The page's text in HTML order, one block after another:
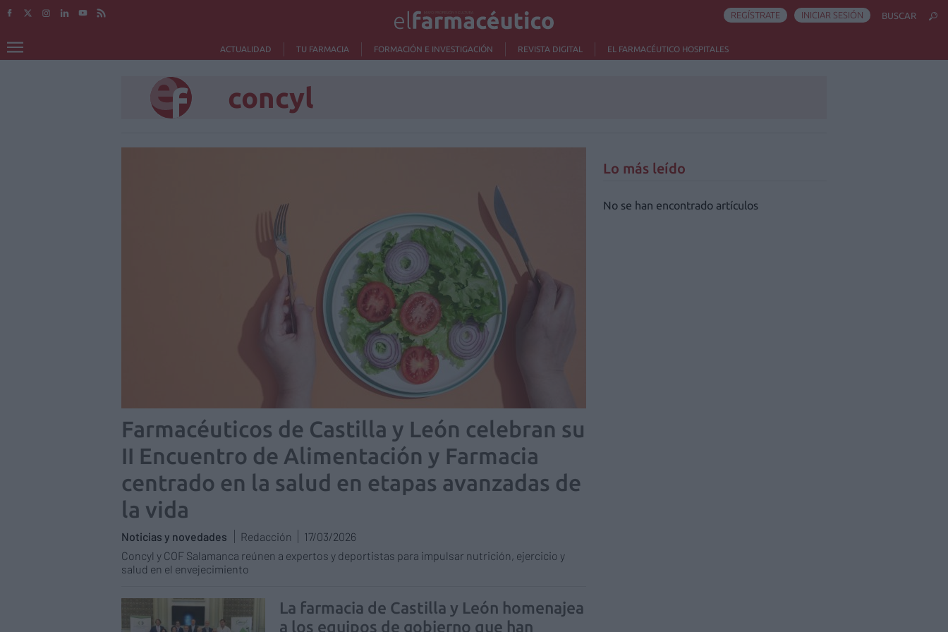
ACTUALIDAD TU FARMACIA FORMACIÓN E INVESTIGACIÓN REVISTA DIGITAL EL FARMACÉUTICO HOSPITALES
REGÍSTRATE INICIAR SESIÓN BUSCAR
concyl
Farmacéuticos de Castilla y León celebran su
II Encuentro de Alimentación y Farmacia
centrado en la salud en etapas avanzadas de
la vida
Noticias y novedades Redacción
17/03/2026
Concyl y COF Salamanca reúnen a expertos y deportistas para impulsar nutrición, ejercicio y
salud en el envejecimiento
La farmacia de Castilla y León homenajea
a los equipos de gobierno que han
Lo más leído
No se han encontrado artículos